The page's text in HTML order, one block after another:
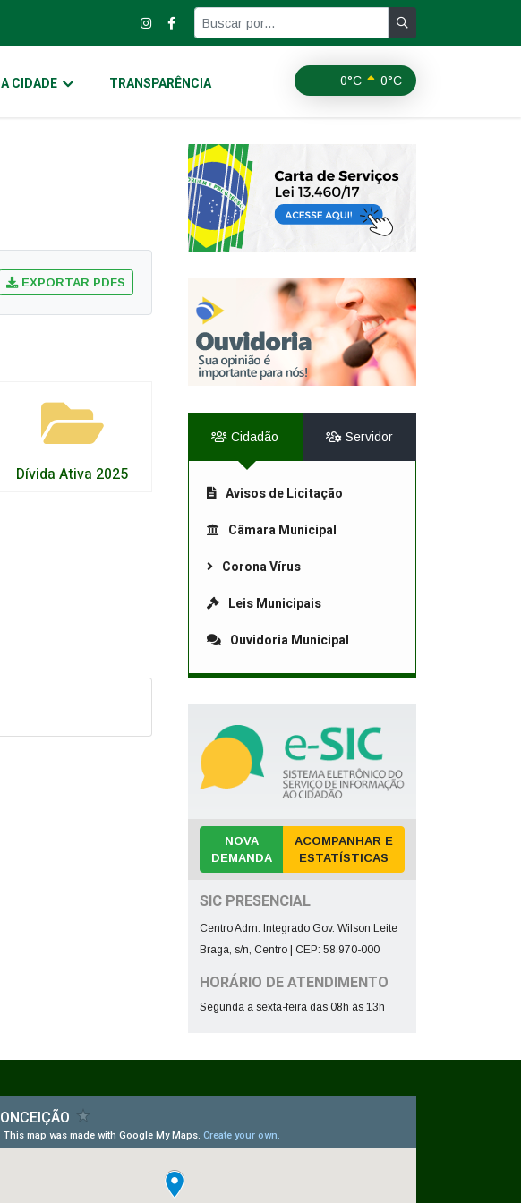
0°C 0°C
A CIDADE TRANSPARÊNCIA
EXPORTAR PDFS
Dívida Ativa 2025
Cidadão Servidor
Avisos de Licitação
Câmara Municipal
Corona Vírus
Leis Municipais
Ouvidoria Municipal
NOVA
DEMANDA
ACOMPANHAR E
ESTATÍSTICAS
SIC PRESENCIAL
Centro Adm. Integrado Gov. Wilson Leite
Braga, s/n, Centro | CEP: 58.970-000
HORÁRIO DE ATENDIMENTO
Segunda a sexta-feira das 08h às 13h